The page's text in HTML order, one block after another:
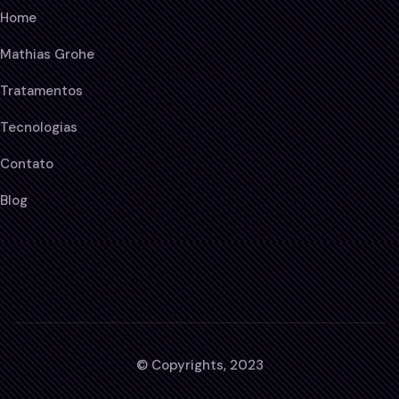
Home
Mathias Grohe
Tratamentos
Tecnologias
Contato
Blog
© Copyrights, 2023